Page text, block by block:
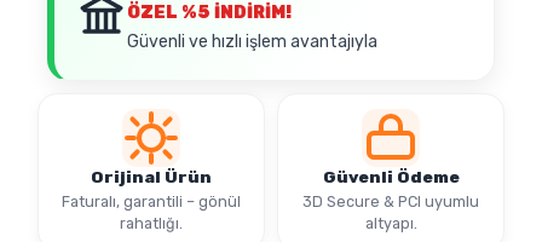
ÖZEL %5 İNDİRİM!
Güvenli ve hızlı işlem avantajıyla
Orijinal Ürün
Faturalı, garantili – gönül
rahatlığı.
Güvenli Ödeme
3D Secure & PCI uyumlu
altyapı.